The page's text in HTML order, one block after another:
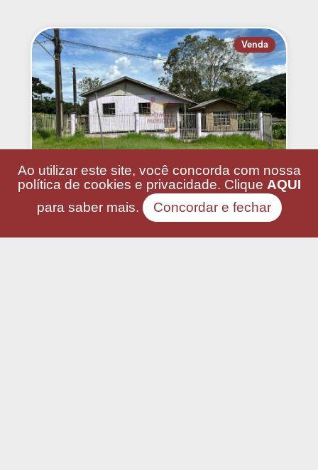
Ao utilizar este site, você concorda com nossa
política de cookies e privacidade. Clique AQUI
para saber mais.
Concordar e fechar
Venda
CHÁCARA COM CASA À VENDA,